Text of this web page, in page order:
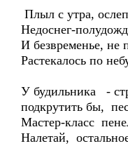
Плыл с утра,
Недоснег-
И безвременье, не
Растекалось по
У будильника -
подкрутить бы,
Мастер-класс
Налетай,